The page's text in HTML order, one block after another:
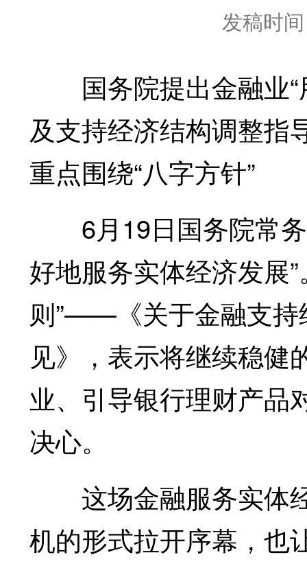
发稿时
国务院提出金融业“
及支持经济结构调整指
重点围绕“八字方针”
6月19日国务院常务
好地服务实体经济发展
则”——《关于金融支持
见》，表示将继续稳健
业、引导银行理财产品
决心。
这场金融服务实体
机的形式拉开序幕，也